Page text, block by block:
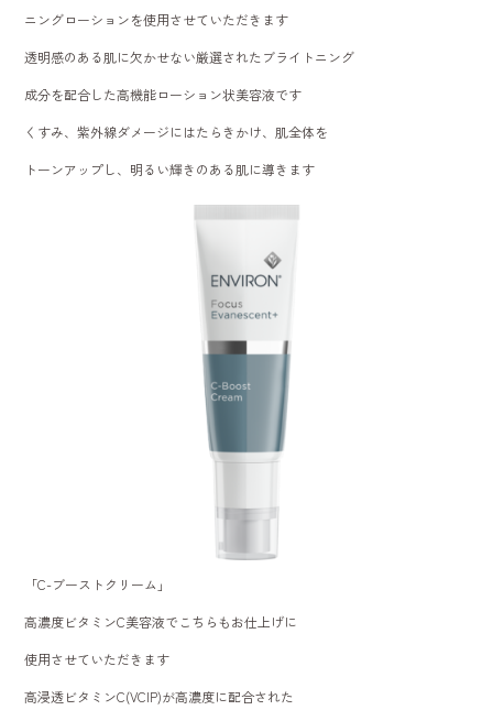
ニングローションを使用させていただきます
透明感のある肌に欠かせない厳選されたブライトニング
成分を配合した高機能ローション状美容液です
くすみ、紫外線ダメージにはたらきかけ、肌全体を
トーンアップし、明るい輝きのある肌に導きます
「C-ブーストクリーム」
高濃度ビタミンC美容液でこちらもお仕上げに
使用させていただきます
高浸透ビタミンC(VCIP)が高濃度に配合された